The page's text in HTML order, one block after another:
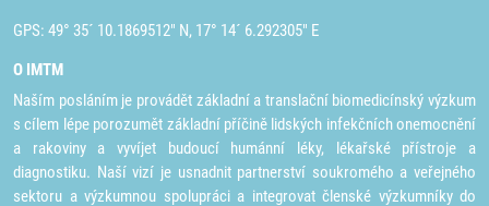
GPS: 49° 35´ 10.1869512" N, 17° 14´ 6.292305" E
O IMTM
Naším posláním je provádět základní a translační biomedicínský výzkum
s cílem lépe porozumět základní příčině lidských infekčních onemocnění
a rakoviny a vyvíjet budoucí humánní léky, lékařské přístroje a
diagnostiku. Naší vizí je usnadnit partnerství soukromého a veřejného
sektoru a výzkumnou spolupráci a integrovat členské výzkumníky do